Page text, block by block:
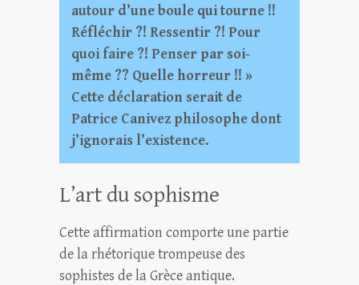
autour d’une boule qui tourne !!
Réfléchir ?! Ressentir ?! Pour
quoi faire ?! Penser par soi-
même ?? Quelle horreur !! »
Cette déclaration serait de
Patrice Canivez philosophe dont
j’ignorais l’existence.
L’art du sophisme
Cette affirmation comporte une partie
de la rhétorique trompeuse des
sophistes de la Grèce antique.